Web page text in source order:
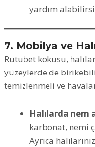
yardım
7. Mobilya ve
Rutubet kokusu,
yüzeylerde de
temizlenmeli ve
Halılarda nem
karbonat, nemi
Ayrıca